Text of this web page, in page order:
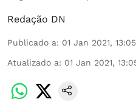
Redação DN
Publicado a: 01 Jan 2021, 13:05
Atualizado a: 01 Jan 2021,